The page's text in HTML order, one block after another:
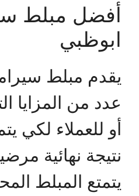
أفضل مبلط
ابوظبي
يقدم مبلط
عدد من المزايا
أو للعملاء لكي
نتيجة نهائية
يتمتع المبلط